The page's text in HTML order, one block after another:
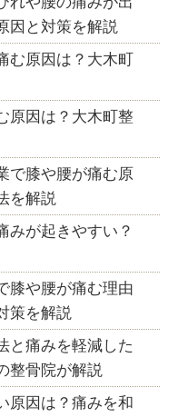
因と対策を解説
原因は？大木町
原因は？大木町整
で膝や腰が痛む原
を解説
みが起きやすい？
膝や腰が痛む理由
策を解説
と痛みを軽減した
整骨院が解説
原因は？痛みを和